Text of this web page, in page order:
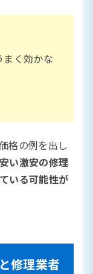
く効かな
格の例を出し
安い激安の修理
いる可能性が
修理業者